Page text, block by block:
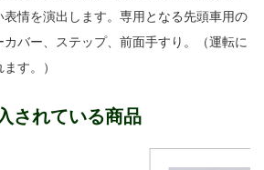
表情を演出します。専用となる先頭車用の
バー、ステップ、前面手すり。（運転に
す。）
されている商品